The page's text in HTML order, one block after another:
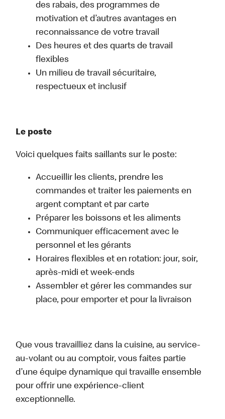
des rabais, des programmes de
motivation et d’autres avantages en
reconnaissance de votre travail
Des heures et des quarts de travail
flexibles
Un milieu de travail sécuritaire,
respectueux et inclusif
Le poste
Voici quelques faits saillants sur le poste:
Accueillir les clients, prendre les
commandes et traiter les paiements en
argent comptant et par carte
Préparer les boissons et les aliments
Communiquer efficacement avec le
personnel et les gérants
Horaires flexibles et en rotation: jour, soir,
après-midi et week-ends
Assembler et gérer les commandes sur
place, pour emporter et pour la livraison
Que vous travailliez dans la cuisine, au service-
au-volant ou au comptoir, vous faites partie
d’une équipe dynamique qui travaille ensemble
pour offrir une expérience-client
exceptionnelle.